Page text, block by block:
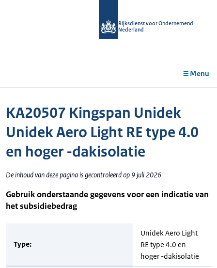
Rijksdienst voor Ondernemend
Nederland
Menu
KA20507 Kingspan Unidek
Unidek Aero Light RE type 4.0
en hoger -dakisolatie
De inhoud van deze pagina is gecontroleerd op 9 juli 2026
Gebruik onderstaande gegevens voor een indicatie van
het subsidiebedrag
Type:
Unidek Aero Light
RE type 4.0 en
hoger -dakisolatie